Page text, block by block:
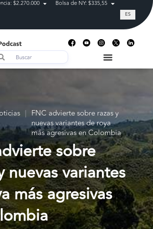
$2.270.000 Bolsa de NY: $335,55 Tasa de
ES
| FNC advierte sobre razas y
nuevas variantes de roya
más agresivas en Colombia
sobre
nuevas variantes
más agresivas